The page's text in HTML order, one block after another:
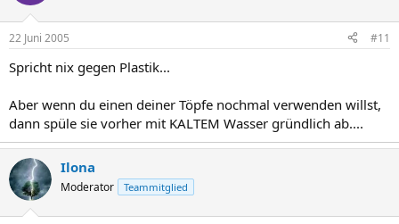
22 Juni 2005 #11
Spricht nix gegen Plastik...
Aber wenn du einen deiner Töpfe nochmal verwenden willst,
dann spüle sie vorher mit KALTEM Wasser gründlich ab....
Ilona
Moderator Teammitglied